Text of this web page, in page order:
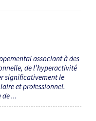
associant à des
de l’hyper­activité
significativement le
et professionnel.
...